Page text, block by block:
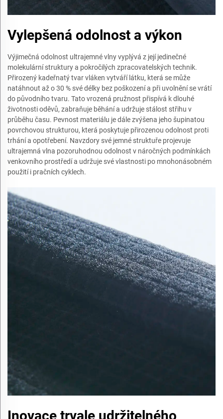
Vylepšená odolnost a výkon
Výjimečná odolnost ultrajemné vlny vyplývá z její jedinečné
molekulární struktury a pokročilých zpracovatelských technik.
Přirozený kadeřnatý tvar vláken vytváří látku, která se může
natáhnout až o 30 % své délky bez poškození a při uvolnění se vrátí
do původního tvaru. Tato vrozená pružnost přispívá k dlouhé
životnosti oděvů, zabraňuje běhání a udržuje stálost střihu v
průběhu času. Pevnost materiálu je dále zvýšena jeho šupinatou
povrchovou strukturou, která poskytuje přirozenou odolnost proti
trhání a opotřebení. Navzdory své jemné struktuře projevuje
ultrajemná vlna pozoruhodnou odolnost v náročných podmínkách
venkovního prostředí a udržuje své vlastnosti po mnohonásobném
použití i pračních cyklech.
Inovace trvale udržitelného